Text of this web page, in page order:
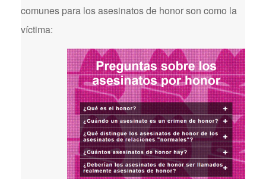
comunes para los asesinatos de honor son como la
víctima: